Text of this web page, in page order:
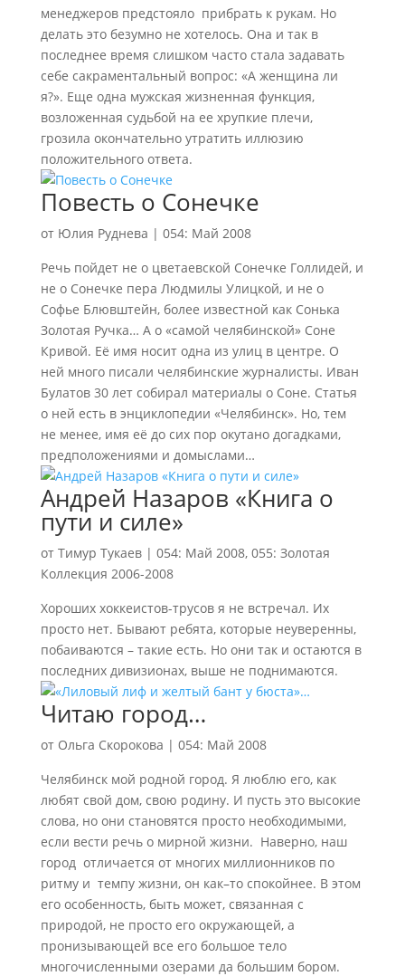
менеджеров предстояло прибрать к рукам. Но
делать это безумно не хотелось. Она и так в
последнее время слишком часто стала задавать
себе сакраментальный вопрос: «А женщина ли
я?». Еще одна мужская жизненная функция,
возложенная судьбой на ее хрупкие плечи,
грозила окончательно утратить иллюзию
положительного ответа.
Повесть о Сонечке
от Юлия Руднева | 054: Май 2008
Речь пойдет не о цветаевской Сонечке Голлидей, и
не о Сонечке пера Людмилы Улицкой, и не о
Софье Блювштейн, более известной как Сонька
Золотая Ручка… А о «самой челябинской» Соне
Кривой. Её имя носит одна из улиц в центре. О
ней много писали челябинские журналисты. Иван
Булатов 30 лет собирал материалы о Соне. Статья
о ней есть в энциклопедии «Челябинск». Но, тем
не менее, имя её до сих пор окутано догадками,
предположениями и домыслами…
Андрей Назаров «Книга о
пути и силе»
от Тимур Тукаев| 054: Май 2008, 055: Золотая
Коллекция 2006-2008
Хороших хоккеистов-трусов я не встречал. Их
просто нет. Бывают ребята, которые неуверенны,
побаиваются – такие есть. Но они так и остаются в
последних дивизионах, выше не поднимаются.
Читаю город…
от Ольга Скорокова | 054: Май 2008
Челябинск мой родной город. Я люблю его, как
любят свой дом, свою родину. И пусть это высокие
слова, но они становятся просто необходимыми,
если вести речь о мирной жизни. Наверно, наш
город отличается от многих миллионников по
ритму и темпу жизни, он как–то спокойнее. В этом
его особенность, быть может, связанная с
природой, не просто его окружающей, а
пронизывающей все его большое тело
многочисленными озерами да большим бором.